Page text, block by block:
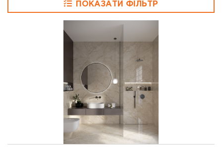
ПОКАЗАТИ ФІЛЬТР